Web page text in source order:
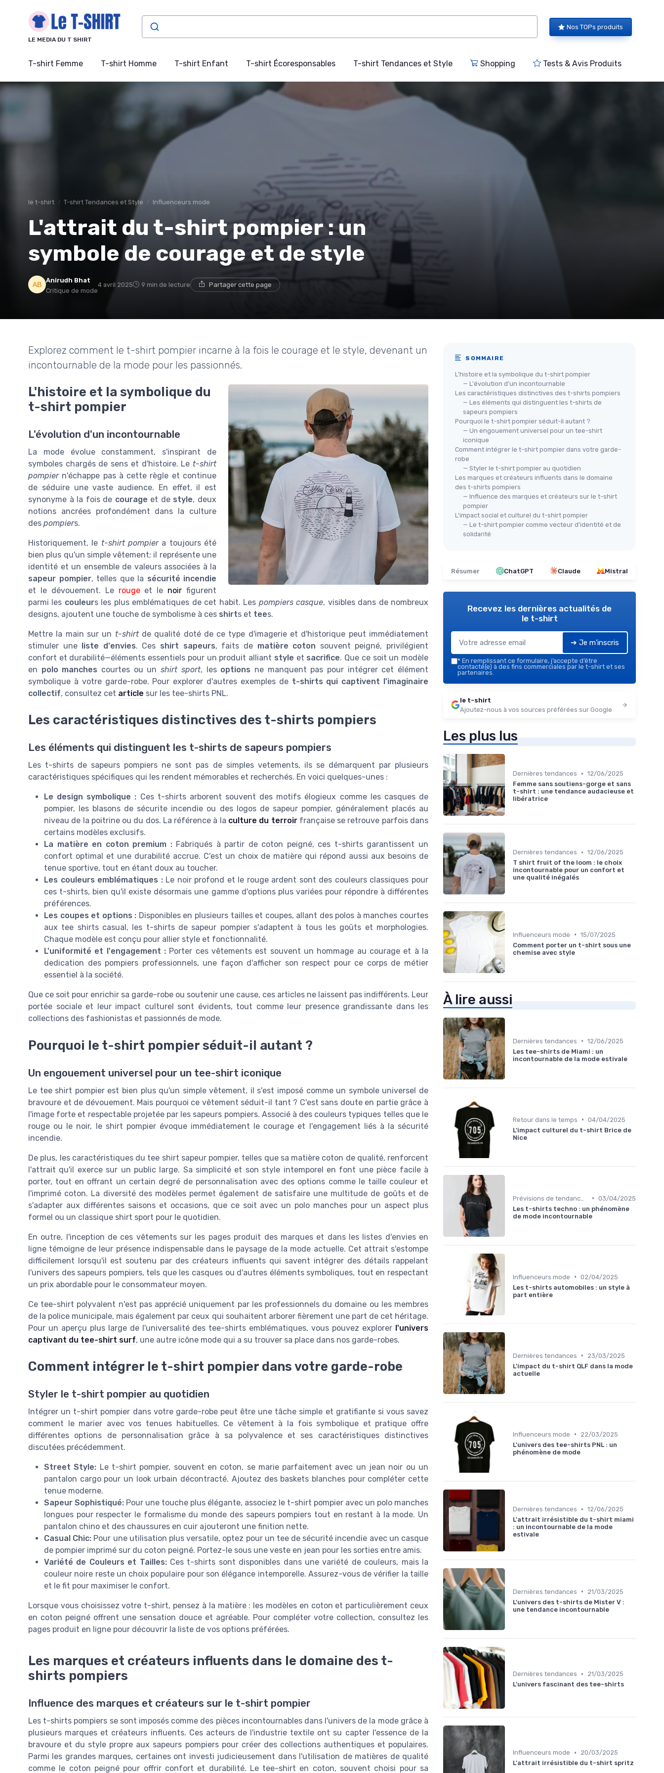
LE MEDIA DU T SHIRT
Nos TOPs produits
T-shirt Femme T-shirt Homme T-shirt Enfant T-shirt Écoresponsables T-shirt Tendances et Style Shopping Tests & Avis Produits
le t-shirt T-shirt Tendances et Style Influenceurs mode
L'attrait du t-shirt pompier : un
symbole de courage et de style
Anirudh Bhat
Critique de mode
4 avril 2025 9 min de lecture Partager cette page
Explorez comment le t-shirt pompier incarne à la fois le courage et le style, devenant un
incontournable de la mode pour les passionnés.
L'histoire et la symbolique du
t-shirt pompier
L'évolution d'un incontournable
La mode évolue constamment, s'inspirant de
symboles chargés de sens et d'histoire. Le t-shirt
pompiern'échappe pas à cette règle et continue
de séduire une vaste audience. En effet, il est
synonyme à la fois de courage et de style, deux
notions ancrées profondément dans la culture
des pompiers.
Historiquement, le t-shirt pompiera toujours été
bien plus qu'un simple vêtement; il représente une
identité et un ensemble de valeurs associées à la
sapeur pompier, telles que la sécurité incendie
et le dévouement. Le rougeet le noir figurent
parmi les couleurs les plus emblématiques de cet habit. Les pompiers casque, visibles dans de nombreux
designs, ajoutent une touche de symbolisme à ces shirts et tees.
Mettre la main sur un t-shirtde qualité doté de ce type d'imagerie et d'historique peut immédiatement
stimuler une liste d'envies. Ces shirt sapeurs, faits de matière coton souvent peigné, privilégient
confort et durabilité—éléments essentiels pour un produit alliant style et sacrifice. Que ce soit un modèle
en polo manches courtes ou unshirt sport, les options ne manquent pas pour intégrer cet élément
symbolique à votre garde-robe. Pour explorer d'autres exemples de t-shirts qui captivent l'imaginaire
collectif, consultez cet article sur les tee-shirts PNL.
Les caractéristiques distinctives des t-shirts pompiers
Les éléments qui distinguent les t-shirts de sapeurs pompiers
Les t-shirts de sapeurs pompiers ne sont pas de simples vetements, ils se démarquent par plusieurs
caractéristiques spécifiques qui les rendent mémorables et recherchés. En voici quelques-unes :
Le design symbolique : Ces t-shirts arborent souvent des motifs élogieux comme les casques de
pompier, les blasons de sécurite incendie ou des logos de sapeur pompier, généralement placés au
niveau de la poitrine ou du dos. La référence à la culture du terroirfrançaise se retrouve parfois dans
certains modèles exclusifs.
La matière en coton premium :Fabriqués à partir de coton peigné, ces t-shirts garantissent un
confort optimal et une durabilité accrue. C'est un choix de matière qui répond aussi aux besoins de
tenue sportive, tout en étant doux au toucher.
Les couleurs emblématiques :Le noir profond et le rouge ardent sont des couleurs classiques pour
ces t-shirts, bien qu'il existe désormais une gamme d'options plus variées pour répondre à différentes
préférences.
Les coupes et options : Disponibles en plusieurs tailles et coupes, allant des polos à manches courtes
aux tee shirts casual, les t-shirts de sapeur pompier s'adaptent à tous les goûts et morphologies.
Chaque modèle est conçu pour allier style et fonctionnalité.
L'uniformité et l'engagement : Porter ces vêtements est souvent un hommage au courage et à la
dedication des pompiers professionnels, une façon d'afficher son respect pour ce corps de métier
essentiel à la société.
Que ce soit pour enrichir sa garde-robe ou soutenir une cause, ces articles ne laissent pas indifférents. Leur
portée sociale et leur impact culturel sont évidents, tout comme leur presence grandissante dans les
collections des fashionistas et passionnés de mode.
Pourquoi le t-shirt pompier séduit-il autant ?
Un engouement universel pour un tee-shirt iconique
Le tee shirt pompier est bien plus qu'un simple vêtement, il s'est imposé comme un symbole universel de
bravoure et de dévouement. Mais pourquoi ce vêtement séduit-il tant ? C'est sans doute en partie grâce à
l'image forte et respectable projetée par les sapeurs pompiers. Associé à des couleurs typiques telles que le
rouge ou le noir, le shirt pompier évoque immédiatement le courage et l'engagement liés à la sécurité
incendie.
De plus, les caractéristiques du tee shirt sapeur pompier, telles que sa matière coton de qualité, renforcent
l'attrait qu'il exerce sur un public large. Sa simplicité et son style intemporel en font une pièce facile à
porter, tout en offrant un certain degré de personnalisation avec des options comme le taille couleur et
l'imprimé coton. La diversité des modèles permet également de satisfaire une multitude de goûts et de
s'adapter aux différentes saisons et occasions, que ce soit avec un polo manches pour un aspect plus
formel ou un classique shirt sport pour le quotidien.
En outre, l'inception de ces vêtements sur les pages produit des marques et dans les listes d'envies en
ligne témoigne de leur présence indispensable dans le paysage de la mode actuelle. Cet attrait s'estompe
difficilement lorsqu'il est soutenu par des créateurs influents qui savent intégrer des détails rappelant
l'univers des sapeurs pompiers, tels que les casques ou d'autres éléments symboliques, tout en respectant
un prix abordable pour le consommateur moyen.
Ce tee-shirt polyvalent n'est pas apprécié uniquement par les professionnels du domaine ou les membres
de la police municipale, mais également par ceux qui souhaitent arborer fièrement une part de cet héritage.
Pour un aperçu plus large de l'universalité des tee-shirts emblématiques, vous pouvez explorer l'univers
captivant du tee-shirt surf, une autre icône mode qui a su trouver sa place dans nos garde-robes.
Comment intégrer le t-shirt pompier dans votre garde-robe
Styler le t-shirt pompier au quotidien
Intégrer un t-shirt pompier dans votre garde-robe peut être une tâche simple et gratifiante si vous savez
comment le marier avec vos tenues habituelles. Ce vêtement à la fois symbolique et pratique offre
différentes options de personnalisation grâce à sa polyvalence et ses caractéristiques distinctives
discutées précédemment.
Street Style: Le t-shirt pompier, souvent en coton, se marie parfaitement avec un jean noir ou un
pantalon cargo pour un look urbain décontracté. Ajoutez des baskets blanches pour compléter cette
tenue moderne.
Sapeur Sophistiqué: Pour une touche plus élégante, associez le t-shirt pompier avec un polo manches
longues pour respecter le formalisme du monde des sapeurs pompiers tout en restant à la mode. Un
pantalon chino et des chaussures en cuir ajouteront une finition nette.
Casual Chic: Pour une utilisation plus versatile, optez pour un tee de sécurité incendie avec un casque
de pompier imprimé sur du coton peigné. Portez-le sous une veste en jean pour les sorties entre amis.
Variété de Couleurs et Tailles:Ces t-shirts sont disponibles dans une variété de couleurs, mais la
couleur noire reste un choix populaire pour son élégance intemporelle. Assurez-vous de vérifier la taille
et le fit pour maximiser le confort.
Lorsque vous choisissez votre t-shirt, pensez à la matière : les modèles en coton et particulièrement ceux
en coton peigné offrent une sensation douce et agréable. Pour compléter votre collection, consultez les
pages produit en ligne pour découvrir la liste de vos options préférées.
Les marques et créateurs influents dans le domaine des t-
shirts pompiers
Influence des marques et créateurs sur le t-shirt pompier
Les t-shirts pompiers se sont imposés comme des pièces incontournables dans l'univers de la mode grâce à
plusieurs marques et créateurs influents. Ces acteurs de l'industrie textile ont su capter l'essence de la
bravoure et du style propre aux sapeurs pompiers pour créer des collections authentiques et populaires.
Parmi les grandes marques, certaines ont investi judicieusement dans l'utilisation de matières de qualité
comme le coton peigné pour offrir confort et durabilité. Le tee-shirt en coton, souvent choisi pour sa
SOMMAIRE
L'histoire et la symbolique du t-shirt pompier
— L'évolution d'un incontournable
Les caractéristiques distinctives des t-shirts pompiers
— Les éléments qui distinguent les t-shirts de
sapeurs pompiers
Pourquoi le t-shirt pompier séduit-il autant ?
— Un engouement universel pour un tee-shirt
iconique
Comment intégrer le t-shirt pompier dans votre garde-
robe
— Styler le t-shirt pompier au quotidien
Les marques et créateurs influents dans le domaine
des t-shirts pompiers
— Influence des marques et créateurs sur le t-shirt
pompier
L'impact social et culturel du t-shirt pompier
— Le t-shirt pompier comme vecteur d'identité et de
solidarité
Résumer ChatGPT Claude Mistral
Recevez les dernières actualités de
le t-shirt
➔ Je m'inscris
* En remplissant ce formulaire, j’accepte d’être
contacté(e) à des fins commerciales par le t-shirt et ses
partenaires.
le t-shirt
Ajoutez-nous à vos sources préférées sur Google
Les plus lus
Dernières tendances • 12/06/2025
Femme sans soutiens-gorge et sans
t-shirt : une tendance audacieuse et
libératrice
Dernières tendances • 12/06/2025
T shirt fruit of the loom : le choix
incontournable pour un confort et
une qualité inégalés
Influenceurs mode • 15/07/2025
Comment porter un t-shirt sous une
chemise avec style
À lire aussi
Dernières tendances • 12/06/2025
Les tee-shirts de Miami : un
incontournable de la mode estivale
Retour dans le temps • 04/04/2025
L'impact culturel du t-shirt Brice de
Nice
• 03/04/2025
Les t-shirts techno : un phénomène
de mode incontournable
Influenceurs mode • 02/04/2025
Les t-shirts automobiles : un style à
part entière
Dernières tendances •
23/03/2025
L'impact du t-shirt QLF dans la mode
actuelle
Influenceurs mode •
22/03/2025
L'univers des tee-shirts PNL : un
phénomène de mode
Dernières tendances • 12/06/2025
L'attrait irrésistible du t-shirt miami
: un incontournable de la mode
estivale
Dernières tendances •
21/03/2025
L'univers des t-shirts de Mister V :
une tendance incontournable
Dernières tendances •
21/03/2025
L'univers fascinant des tee-shirts
Influenceurs mode •
20/03/2025
L'attrait irrésistible du t-shirt spritz